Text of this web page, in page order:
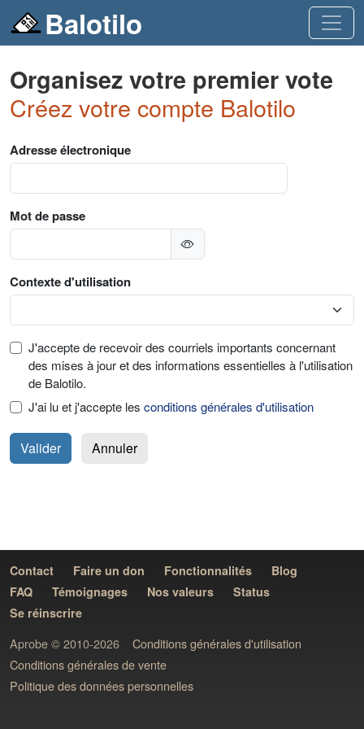
Balotilo
Organisez votre premier vote
Créez votre compte Balotilo
Adresse électronique
Mot de passe
Contexte d'utilisation
J'accepte de recevoir des courriels importants concernant
des mises à jour et des informations essentielles à l'utilisation
de Balotilo.
J'ai lu et j'accepte les conditions générales d'utilisation
Annuler
Contact Faire un don Fonctionnalités
Blog
FAQ
Témoignages Nos valeurs
Status
Se réinscrire
Aprobe © 2010-2026
Conditions générales d'utilisation
Conditions générales de vente
Politique des données personnelles